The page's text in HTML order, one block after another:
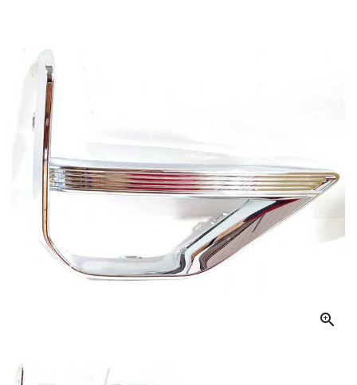
REFRIGERACIÓN
SUSPENSIÓN
